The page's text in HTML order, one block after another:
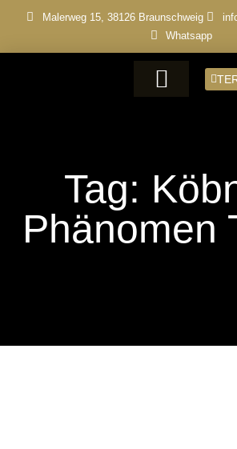
Malerweg 15, 38126 Braunschweig
Whatsapp
Tag:
Phänomen